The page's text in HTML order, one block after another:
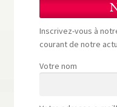
Inscrivez-vous à
courant de notre
Votre nom